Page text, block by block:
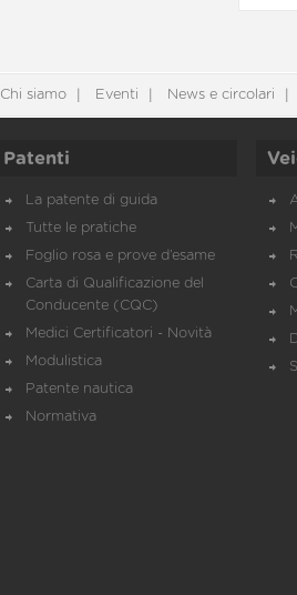
Chi siamo Eventi News e circolari
Patenti
La patente di guida
Tutte le pratiche
Foglio rosa e prove d’esame
Carta di Qualificazione del
Conducente (CQC)
Medici Certificatori - Novità
Modulistica
Patente nautica
Normativa